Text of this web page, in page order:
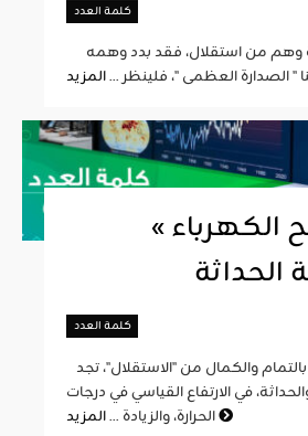
كلمة العدد
" الصدارة العظمى "، فلينظر ...
« حين يفضح الكهرباء
الحداثة
كلمة العدد
في الارتفاع القياسي في درجات
الحرارة، والزيادة ...